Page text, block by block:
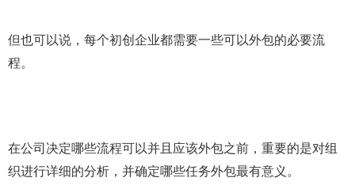
但也可以说，每个初创企业都需要一些可以外包的必要流
程。
在公司决定哪些流程可以并且应该外包之前，重要的是对组
织进行详细的分析，并确定哪些任务外包最有意义。